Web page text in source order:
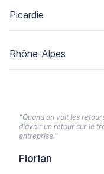
Picardie
Rhône-Alpes
“Quand on voit les
d’avoir un retour sur le
entreprise.”
Florian